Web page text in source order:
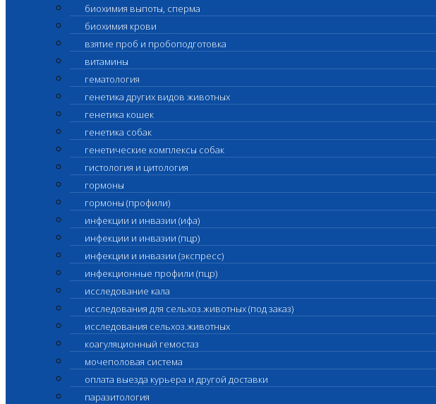
биохимия выпоты, сперма
биохимия крови
взятие проб и пробоподготовка
витамины
гематология
генетика других видов животных
генетика кошек
генетика собак
генетические комплексы собак
гистология и цитология
гормоны
гормоны (профили)
инфекции и инвазии (ифа)
инфекции и инвазии (пцр)
инфекции и инвазии (экспресс)
инфекционные профили (пцр)
исследование кала
исследования для сельхоз.животных (под заказ)
исследования сельхоз.животных
коагуляционный гемостаз
мочеполовая система
оплата выезда курьера и другой доставки
паразитология